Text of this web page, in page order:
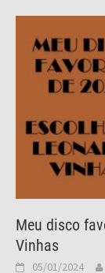
Meu disco
Vinhas
05/01/2024